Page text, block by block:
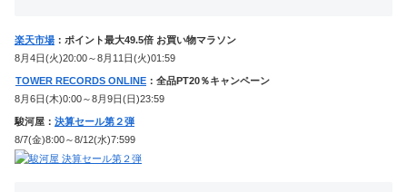
楽天市場 ：ポイント最大49.5倍 お買い物マラソン
8月4日(火)20:00～8月11日(火)01:59
TOWER RECORDS ONLINE ：全品PT20％キャンペーン
8月6日(木)0:00～8月9日(日)23:59
駿河屋： 決算セール第２弾
8/7(金)8:00～8/12(水)7:599